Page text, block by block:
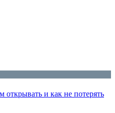
открывать и как не потерять